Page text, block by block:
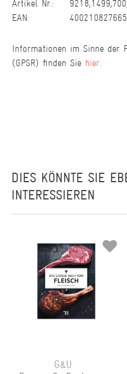
Artikel Nr.:
EAN:
Informationen im Sinne der
(GPSR) finden Sie hier.
DIES KÖNNTE SIE
INTERESSIEREN
G&U